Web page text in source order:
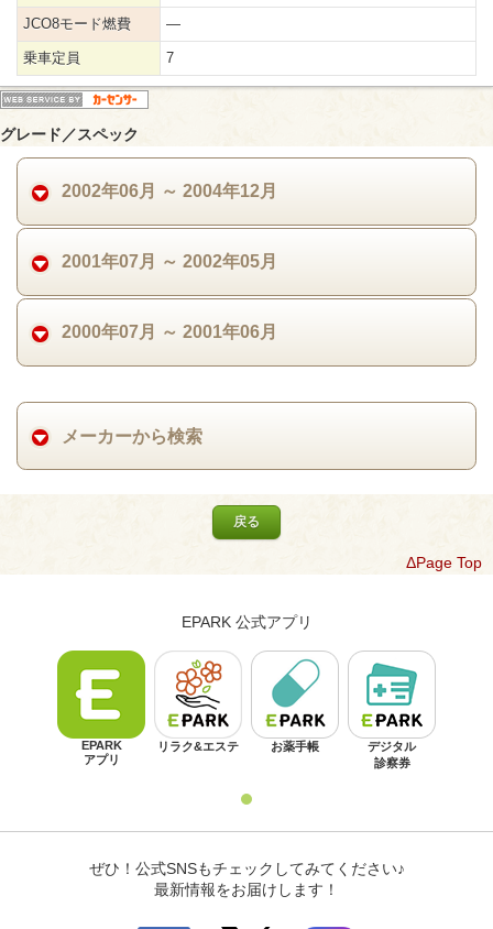
JCO8モード燃費 ―
乗車定員 7
グレード／スペック
2002年06月 ～ 2004年12月
2001年07月 ～ 2002年05月
2000年07月 ～ 2001年06月
メーカーから検索
戻る
ΔPage Top